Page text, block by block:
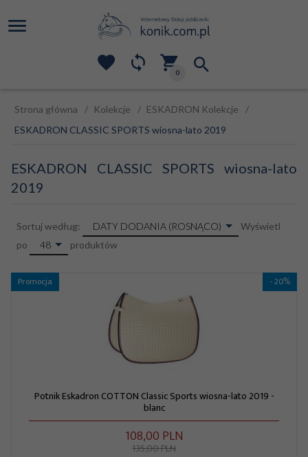
0
Strona główna Kolekcje
ESKADRON Kolekcje
ESKADRON CLASSIC SPORTS wiosna-lato 2019
ESKADRON CLASSIC SPORTS wiosna-lato
2019
Sortuj według: sortDATY DODANIA (ROSNĄCO)
Wyświetl
po
pop48 produktów
Promocja - 20%
Potnik Eskadron COTTON Classic Sports wiosna-lato 2019 -
blanc
108,00 PLN
135,00 PLN